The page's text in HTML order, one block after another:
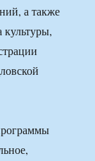
а также
культуры,